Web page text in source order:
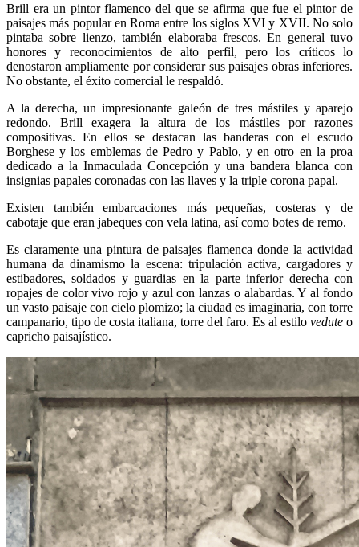
Brill era un pintor flamenco del que se afirma que fue el pintor de
paisajes más popular en Roma entre los siglos XVI y XVII. No solo
pintaba sobre lienzo, también elaboraba frescos. En general tuvo
honores y reconocimientos de alto perfil, pero los críticos lo
denostaron ampliamente por considerar sus paisajes obras inferiores.
No obstante, el éxito comercial le respaldó.
A la derecha, un impresionante galeón de tres mástiles y aparejo
redondo. Brill exagera la altura de los mástiles por razones
compositivas. En ellos se destacan las banderas con el escudo
Borghese y los emblemas de Pedro y Pablo, y en otro en la proa
dedicado a la Inmaculada Concepción y una bandera blanca con
insignias papales coronadas con las llaves y la triple corona papal.
Existen también embarcaciones más pequeñas, costeras y de
cabotaje que eran jabeques con vela latina, así como botes de remo.
Es claramente una pintura de paisajes flamenca donde la actividad
humana da dinamismo la escena: tripulación activa, cargadores y
estibadores, soldados y guardias en la parte inferior derecha con
ropajes de color vivo rojo y azul con lanzas o alabardas. Y al fondo
un vasto paisaje con cielo plomizo; la ciudad es imaginaria, con torre
campanario, tipo de costa italiana, torre del faro. Es al estilo veduteo
capricho paisajístico.